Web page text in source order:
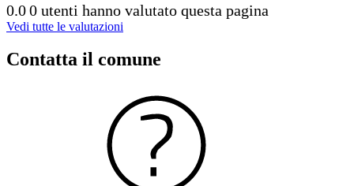
0.00 utenti hanno valutato questa pagina
Vedi tutte le valutazioni
Contatta il comune